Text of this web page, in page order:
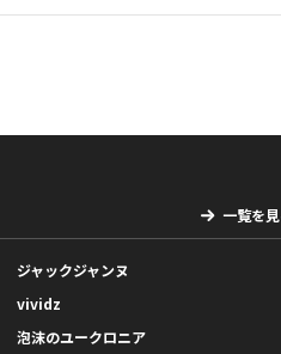
一覧を
ジャックジャンヌ
vividz
泡沫のユークロニア